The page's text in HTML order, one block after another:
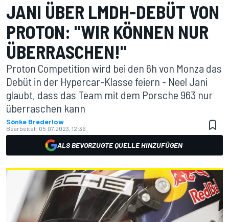
JANI ÜBER LMDH-DEBÜT VON
PROTON: "WIR KÖNNEN NUR
ÜBERRASCHEN!"
Proton Competition wird bei den 6h von Monza das
Debüt in der Hypercar-Klasse feiern - Neel Jani
glaubt, dass das Team mit dem Porsche 963 nur
überraschen kann
Sönke Brederlow
Bearbeitet: 05.07.2023, 12:36
ALS BEVORZUGTE QUELLE HINZUFÜGEN